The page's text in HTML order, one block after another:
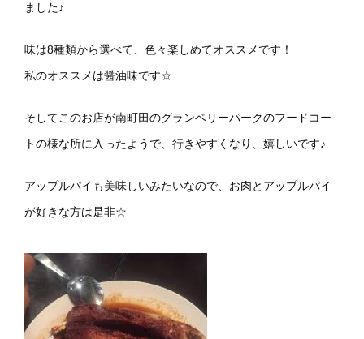
ました♪
味は8種類から選べて、色々楽しめてオススメです！
私のオススメは醤油味です☆
そしてこのお店が南町田のグランベリーパークのフードコー
トの様な所に入ったようで、行きやすくなり、嬉しいです♪
アップルパイも美味しいみたいなので、お肉とアップルパイ
が好きな方は是非☆